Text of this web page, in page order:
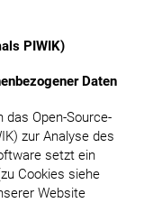
PIWIK)
Daten
Open-Source-
zur Analyse des
setzt ein
Cookies siehe
Website